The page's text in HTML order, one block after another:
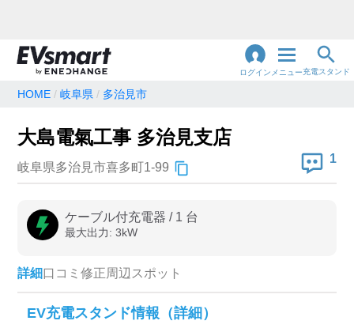
ログイン メニュー充電スタンド
地名・観光スポット・住所で検索
充電器の種類
急速充電器のみ表示
高速道路上のみ表示
認証システム
HOME 岐阜県 多治見市
大島電氣工事 多治見支店
岐阜県多治見市喜多町1-99
1
ケーブル付充電器 / 1 台
最大出力: 3kW
詳細口コミ 修正周辺スポット
EV充電スタンド情報（詳細）